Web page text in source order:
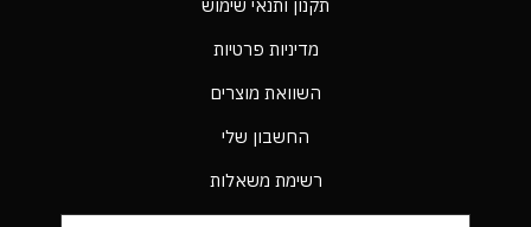
תקנון ותנאי שימוש
מדיניות פרטיות
השוואת מוצרים
החשבון שלי
רשימת משאלות